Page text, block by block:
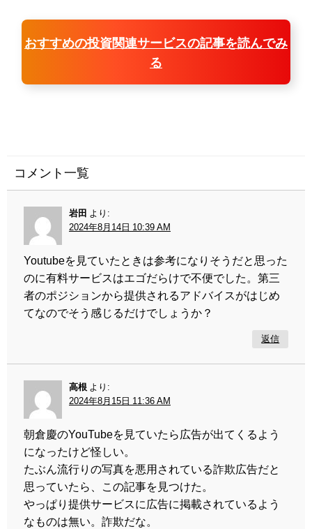
おすすめの投資関連サービスの記事を読んでみ
る
コメント一覧
岩田
より:
2024年8月14日 10:39 AM
Youtubeを見ていたときは参考になりそうだと思った
のに有料サービスはエゴだらけで不便でした。第三
者のポジションから提供されるアドバイスがはじめ
てなのでそう感じるだけでしょうか？
返信
高根
より:
2024年8月15日 11:36 AM
朝倉慶のYouTubeを見ていたら広告が出てくるよう
になったけど怪しい。
たぶん流行りの写真を悪用されている詐欺広告だと
思っていたら、この記事を見つけた。
やっぱり提供サービスに広告に掲載されているよう
なものは無い。詐欺だな。